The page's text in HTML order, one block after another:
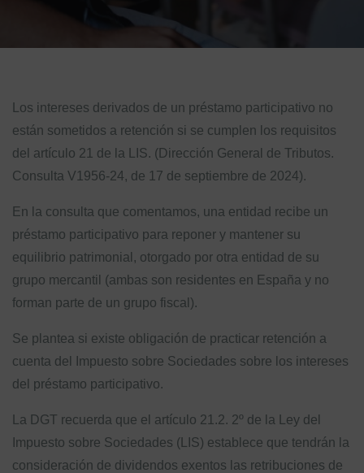
Los intereses derivados de un préstamo participativo no
están sometidos a retención si se cumplen los requisitos
del artículo 21 de la LIS. (Dirección General de Tributos.
Consulta V1956-24, de 17 de septiembre de 2024).
En la consulta que comentamos, una entidad recibe un
préstamo participativo para reponer y mantener su
equilibrio patrimonial, otorgado por otra entidad de su
grupo mercantil (ambas son residentes en España y no
forman parte de un grupo fiscal).
Se plantea si existe obligación de practicar retención a
cuenta del Impuesto sobre Sociedades sobre los intereses
del préstamo participativo.
La DGT recuerda que el artículo 21.2. 2º de la Ley del
Impuesto sobre Sociedades (LIS) establece que tendrán la
consideración de dividendos exentos las retribuciones de